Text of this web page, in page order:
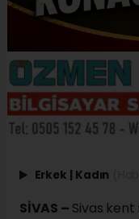
Erkek Kadın
SİVAS – Sivas kent